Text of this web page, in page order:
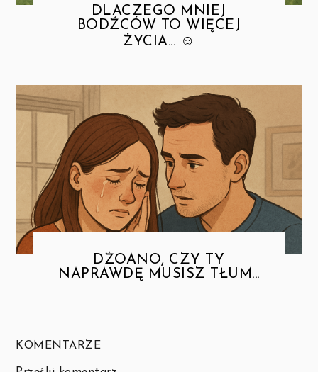
DLACZEGO MNIEJ
BODŹCÓW TO WIĘCEJ
ŻYCIA... ☺️
DŻOANO, CZY TY
NAPRAWDĘ MUSISZ TŁUM...
KOMENTARZE